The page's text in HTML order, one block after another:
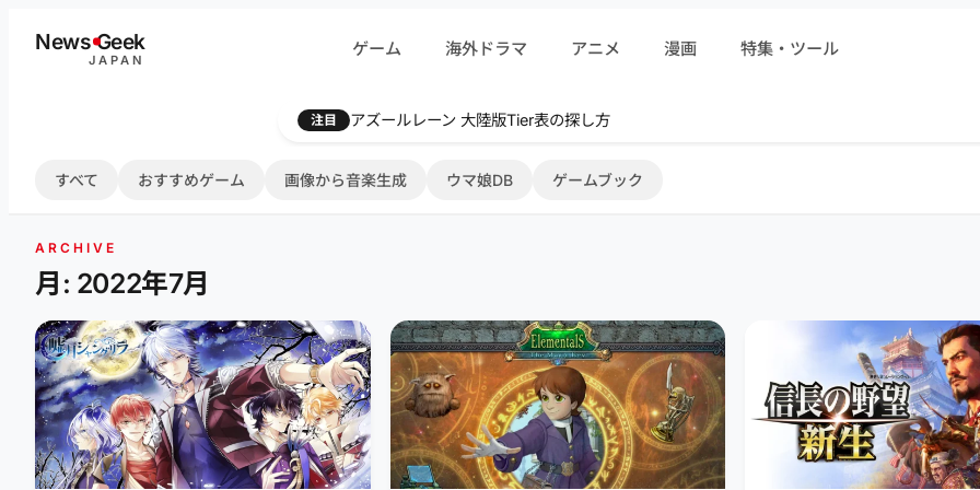
NewsGeek
JAPAN
ゲーム 海外ドラマ アニメ 漫画 特集・ツール
注目 Farthest Frontier 序盤攻略
すべて おすすめゲーム 画像から音楽生成 ウマ娘DB ゲームブック
ARCHIVE
月: 2022年7月